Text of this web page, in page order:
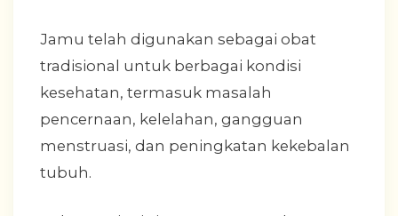
Jamu telah digunakan sebagai obat
tradisional untuk berbagai kondisi
kesehatan, termasuk masalah
pencernaan, kelelahan, gangguan
menstruasi, dan peningkatan kekebalan
tubuh.